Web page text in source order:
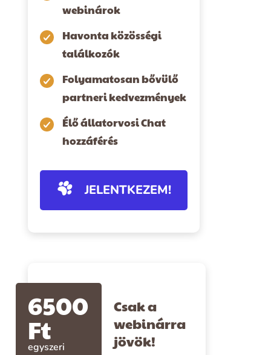
webinárok
Havonta közösségi
találkozók
Folyamatosan bővülő
partneri kedvezmények
Élő állatorvosi Chat
hozzáférés
JELENTKEZEM!
6500
Ft
egyszeri
Csak a
webinárra
jövök!